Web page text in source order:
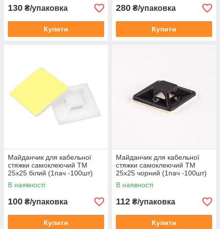
130 ₴/упаковка
Купити
280 ₴/упаковка
Купити
Майданчик для кабельної
стяжки самоклеючий TM
25х25 білий (1пач -100шт)
В наявності
100 ₴/упаковка
Купити
Майданчик для кабельної
стяжки самоклеючий TM
25х25 чорний (1пач -100шт)
В наявності
112 ₴/упаковка
Купити